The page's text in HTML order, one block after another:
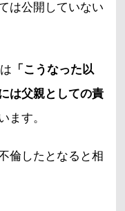
は公開していない
「こうなった以
は父親としての責
ます。
倫したとなると相